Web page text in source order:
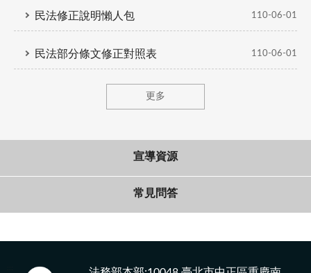
民法修正說明懶人包 110-06-01
民法部分條文修正對照表 110-06-01
更多
宣導資源
常見問答